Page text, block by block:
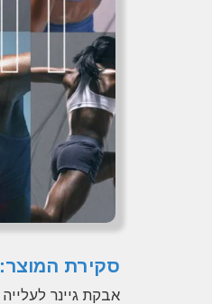
סקירת המוצר: